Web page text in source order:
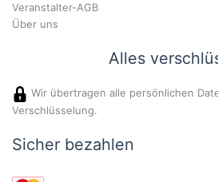
Veranstalter-AGB
Über uns
Alles
Wir übertragen alle persönlichen
Verschlüsselung.
Sicher bezahlen